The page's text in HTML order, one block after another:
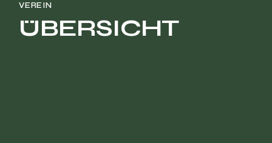
VEREIN
ÜBERSICHT